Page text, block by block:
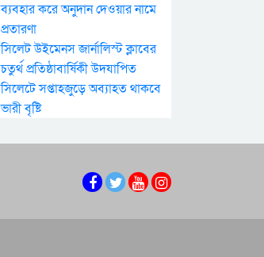
ব্যবহার করে অনুদান দেওয়ার নামে
প্রতারণা
সিলেট উইমেনস জার্নালিস্ট ক্লাবের
চতুর্থ প্রতিষ্ঠাবার্ষিকী উদযাপিত
সিলেটে সপ্তাহজুড়ে অব্যাহত থাকবে
ভারী বৃষ্টি